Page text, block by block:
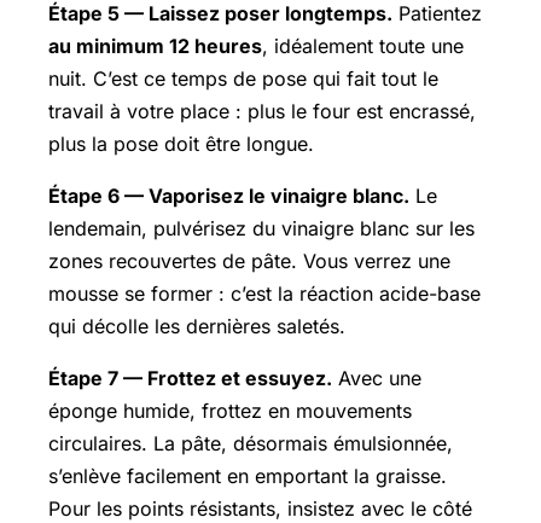
Étape 5 — Laissez poser longtemps. Patientez
au minimum 12 heures, idéalement toute une
nuit. C’est ce temps de pose qui fait tout le
travail à votre place : plus le four est encrassé,
plus la pose doit être longue.
Étape 6 — Vaporisez le vinaigre blanc. Le
lendemain, pulvérisez du vinaigre blanc sur les
zones recouvertes de pâte. Vous verrez une
mousse se former : c’est la réaction acide-base
qui décolle les dernières saletés.
Étape 7 — Frottez et essuyez. Avec une
éponge humide, frottez en mouvements
circulaires. La pâte, désormais émulsionnée,
s’enlève facilement en emportant la graisse.
Pour les points résistants, insistez avec le côté